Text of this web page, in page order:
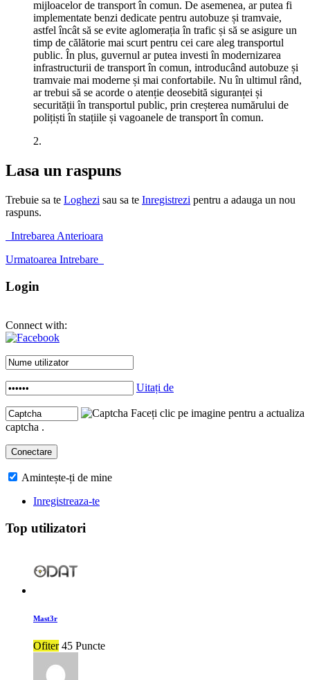
mijloacelor de transport în comun. De asemenea, ar putea fi
implementate benzi dedicate pentru autobuze și tramvaie,
astfel încât să se evite aglomerația în trafic și să se asigure un
timp de călătorie mai scurt pentru cei care aleg transportul
public. În plus, guvernul ar putea investi în modernizarea
infrastructurii de transport în comun, introducând autobuze și
tramvaie mai moderne și mai confortabile. Nu în ultimul rând,
ar trebui să se acorde o atenție deosebită siguranței și
securității în transportul public, prin creșterea numărului de
polițiști în stațiile și vagoanele de transport în comun.
2.
Lasa un raspuns
Trebuie sa te Loghezi sau sa te Inregistrezi pentru a adauga un nou
raspuns.
Intrebarea Anterioara
Urmatoarea Intrebare
Login
Connect with:
Uitați de
Faceți clic pe imagine pentru a actualiza
captcha .
Amintește-ți de mine
Inregistreaza-te
Top utilizatori
Mast3r
Ofiter 45 Puncte